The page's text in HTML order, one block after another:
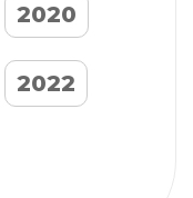
2020
2022